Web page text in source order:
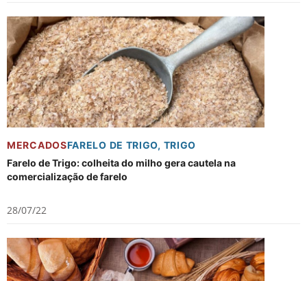
MERCADOSFARELO DE TRIGO, TRIGO
Farelo de Trigo: colheita do milho gera cautela na
comercialização de farelo
28/07/22